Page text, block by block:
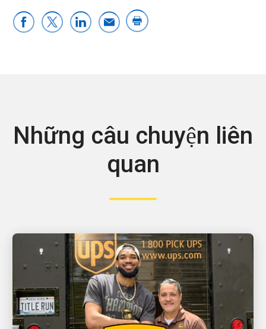
Những câu chuyện liên
quan